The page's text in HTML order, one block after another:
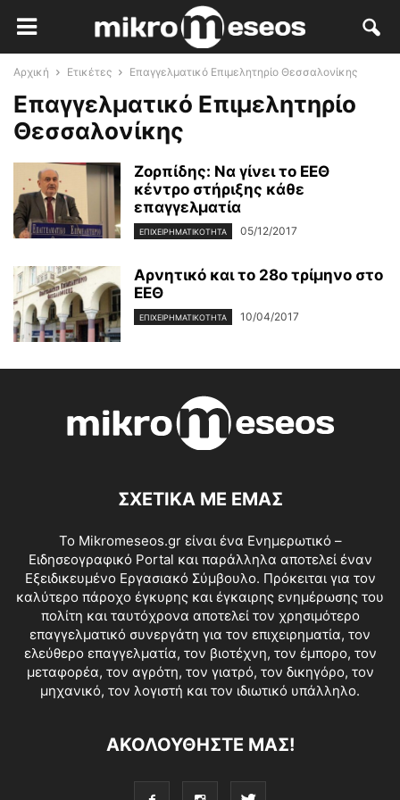
Αρχική Ετικέτες Επαγγελματικό Επιμελητηρίο Θεσσαλονίκης
Επαγγελματικό Επιμελητηρίο
Θεσσαλονίκης
Ζορπίδης: Να γίνει το ΕΕΘ
κέντρο στήριξης κάθε
επαγγελματία
ΕΠΙΧΕΙΡΗΜΑΤΙΚΌΤΗΤΑ 05/12/2017
Αρνητικό και το 28ο τρίμηνο στο
ΕΕΘ
ΕΠΙΧΕΙΡΗΜΑΤΙΚΌΤΗΤΑ 10/04/2017
ΣΧΕΤΙΚΑ ΜΕ ΕΜΑΣ
Το Mikromeseos.gr είναι ένα Ενημερωτικό –
Ειδησεογραφικό Portal και παράλληλα αποτελεί έναν
Εξειδικευμένο Εργασιακό Σύμβουλο. Πρόκειται για τον
καλύτερο πάροχο έγκυρης και έγκαιρης ενημέρωσης του
πολίτη και ταυτόχρονα αποτελεί τον χρησιμότερο
επαγγελματικό συνεργάτη για τον επιχειρηματία, τον
ελεύθερο επαγγελματία, τον βιοτέχνη, τον έμπορο, τον
μεταφορέα, τον αγρότη, τον γιατρό, τον δικηγόρο, τον
μηχανικό, τον λογιστή και τον ιδιωτικό υπάλληλο.
ΑΚΟΛΟΥΘΗΣΤΕ ΜΑΣ!